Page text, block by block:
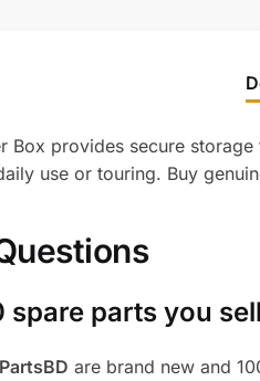
Box provides secure
use or touring. Buy
spare parts you
are brand new and